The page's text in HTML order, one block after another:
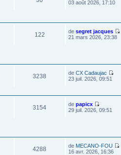
03 août 2026, 17:10
122 desegret jacques
21 mars 2026, 23:38
3238 deCX Cadaujac
23 juil. 2026, 09:51
3154 depapicx
29 juil. 2026, 09:51
4288 de MECANO-FOU
16 avr. 2026, 16:36